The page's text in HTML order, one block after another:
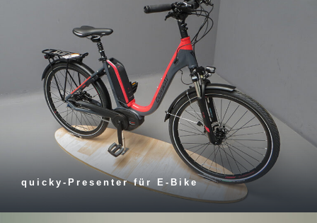
quicky-Presenter für E-Bike